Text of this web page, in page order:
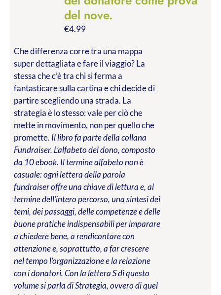
del nove.
€4.99
Che differenza corre tra una mappa
super dettagliata e fare il viaggio? La
stessa che c’è tra chi si ferma a
fantasticare sulla cartina e chi decide di
partire scegliendo una strada. La
strategia è lo stesso: vale per ciò che
mette in movimento, non per quello che
promette. Il libro fa parte della collana
Fundraiser. L’alfabeto del dono, composto
da 10 ebook. Il termine alfabeto non è
casuale: ogni lettera della parola
fundraiser offre una chiave di lettura e, al
termine dell’intero percorso, una sintesi dei
temi, dei passaggi, delle competenze e delle
buone pratiche indispensabili per imparare
a chiedere bene, a rendicontare con
attenzione e, soprattutto, a far crescere
nel tempo l’organizzazione e la relazione
con i donatori. Con la lettera S di questo
volume si parla di Strategia, ovvero di quel